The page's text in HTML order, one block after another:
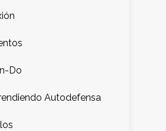
Do
Autodefensa